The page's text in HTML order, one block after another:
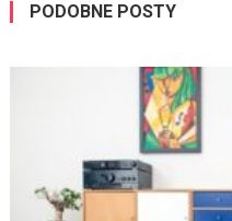
PODOBNE POSTY